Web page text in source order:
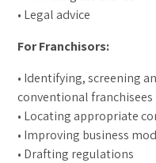
• Legal advice
For Franchisors:
• Identifying, screening
conventional franchisees
• Locating appropriate
• Improving business
• Drafting regulations